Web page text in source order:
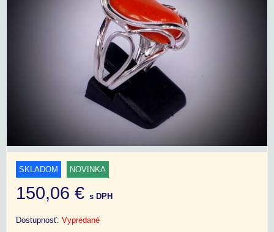
SKLADOM NOVINKA
150,06 € s DPH
Dostupnosť: Vypredané